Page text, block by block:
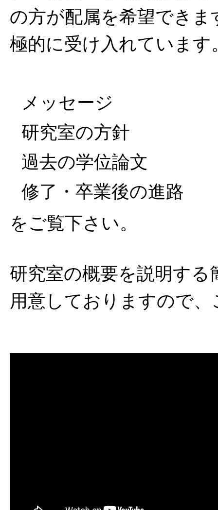
の方が配属を希望でき
極的に受け入れていま
メッセージ
研究室の方針
過去の学位論文
修了・卒業後の進路
をご覧下さい。
研究室の概要を説明す
用意しておりますので